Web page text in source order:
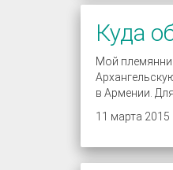
Куда
Мой
в Армении.
11 марта 2015